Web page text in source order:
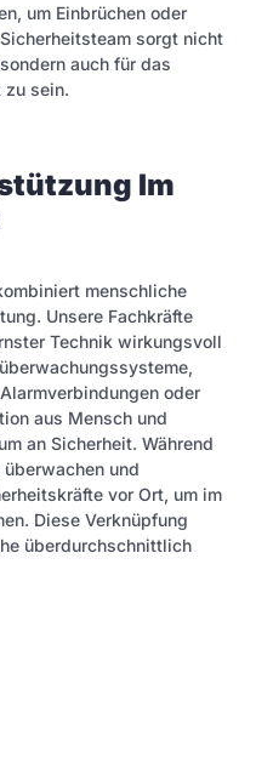
um Einbrüchen oder
sorgt nicht
auch für das
zu sein.
Im
menschliche
Unsere Fachkräfte
Technik wirkungsvoll
oder
aus Mensch und
an Sicherheit. Während
und
vor Ort, um im
Diese Verknüpfung
überdurchschnittlich